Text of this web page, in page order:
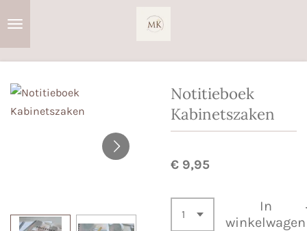
hoofdinhoud
Notitieboek
Kabinetszaken
€ 9,95
In
winkelwagen